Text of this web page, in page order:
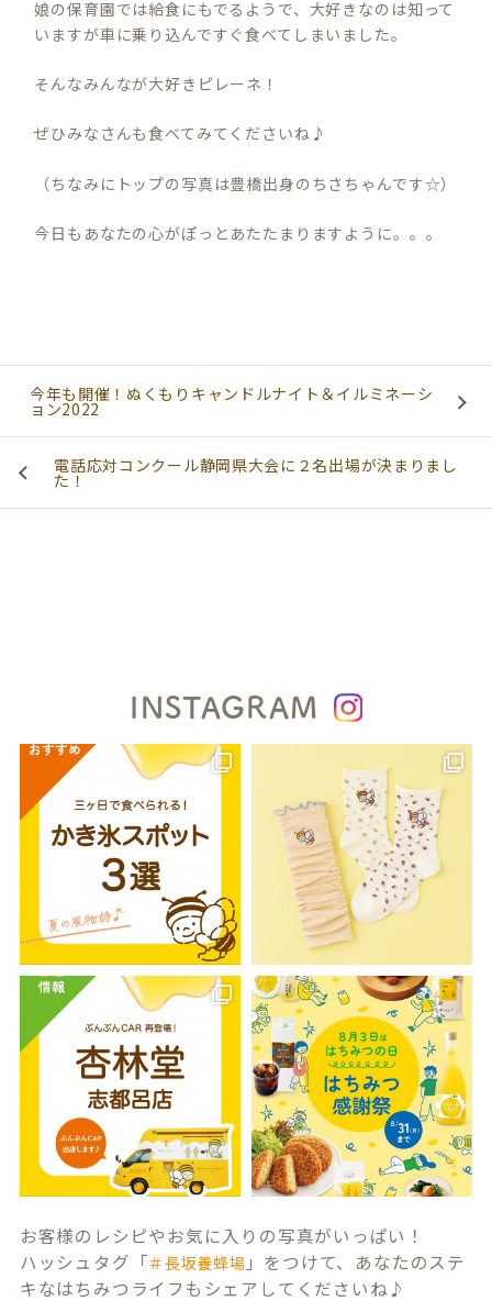
娘の保育園では給食にもでるようで、大好きなのは知って
いますが車に乗り込んですぐ食べてしまいました。
そんなみんなが大好きピレーネ！
ぜひみなさんも食べてみてくださいね♪
（ちなみにトップの写真は豊橋出身のちさちゃんです☆）
今日もあなたの心がぽっとあたたまりますように。。。
今年も開催！ぬくもりキャンドルナイト＆イルミネーシ
ョン2022
電話応対コンクール静岡県大会に２名出場が決まりまし
た！
INSTAGRAM
お客様のレシピやお気に入りの写真がいっぱい！
ハッシュタグ「＃長坂養蜂場 」をつけて、あなたのステ
キなはちみつライフもシェアしてくださいね♪